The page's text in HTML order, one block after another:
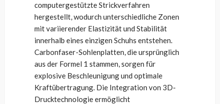
computergestützte Strickverfahren
hergestellt, wodurch unterschiedliche Zonen
mit variierender Elastizität und Stabilität
innerhalb eines einzigen Schuhs entstehen.
Carbonfaser-Sohlenplatten, die ursprünglich
aus der Formel 1 stammen, sorgen für
explosive Beschleunigung und optimale
Kraftübertragung. Die Integration von 3D-
Drucktechnologie ermöglicht